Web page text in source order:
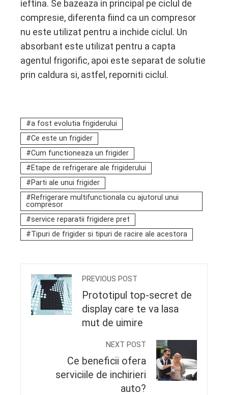
ieftina. Se bazeaza in principal pe ciclul de
compresie, diferenta fiind ca un compresor
nu este utilizat pentru a inchide ciclul. Un
absorbant este utilizat pentru a capta
agentul frigorific, apoi este separat de solutie
prin caldura si, astfel, reporniti ciclul.
a fost evolutia frigiderului
Ce este un frigider
Cum functioneaza un frigider
Etape de refrigerare ale frigiderului
Parti ale unui frigider
Refrigerare multifunctionala cu ajutorul unui
compresor
service reparatii frigidere pret
Tipuri de frigider si tipuri de racire ale acestora
PREVIOUS POST
Prototipul top-secret de
display care te va lasa
mut de uimire
NEXT POST
Ce beneficii ofera
serviciile de inchirieri
auto?